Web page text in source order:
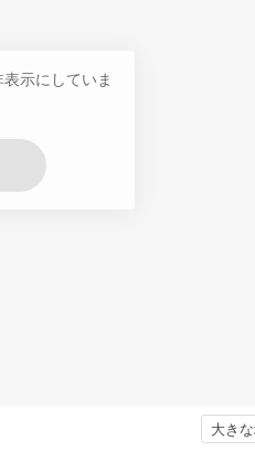
示にしていま
大き